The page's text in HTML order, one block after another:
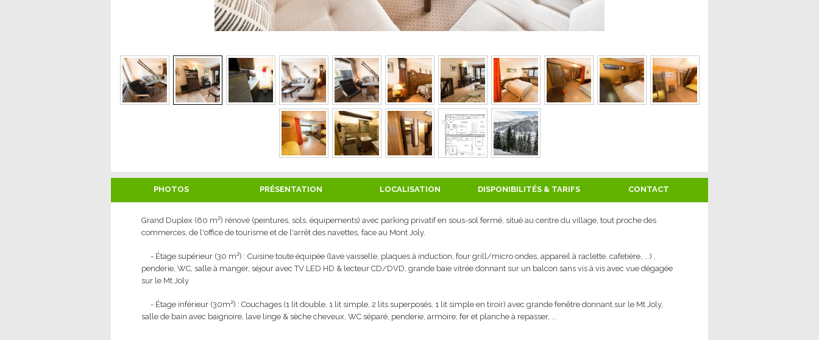
PHOTOS PRÉSENTATION LOCALISATION DISPONIBILITÉS & TARIFS CONTACT
Grand Duplex (60 m²) rénové (peintures, sols, équipements) avec parking privatif en sous-sol fermé, situé au centre du village, tout proche des
commerces, de l'office de tourisme et de l'arrêt des navettes, face au Mont Joly.
- Étage supérieur (30 m²) : Cuisine toute équipée (lave vaisselle, plaques á induction, four grill/micro ondes, appareil à raclette, cafetière, ...) ,
penderie, WC, salle à manger, séjour avec TV LED HD & lecteur CD/DVD, grande baie vitrée donnant sur un balcon sans vis à vis avec vue dégagée
sur le Mt Joly
- Étage inférieur (30m²) : Couchages (1 lit double, 1 lit simple, 2 lits superposés, 1 lit simple en tiroir) avec grande fenêtre donnant sur le Mt Joly,
salle de bain avec baignoire, lave linge & sèche cheveux, WC séparé, penderie, armoire, fer et planche à repasser, ...